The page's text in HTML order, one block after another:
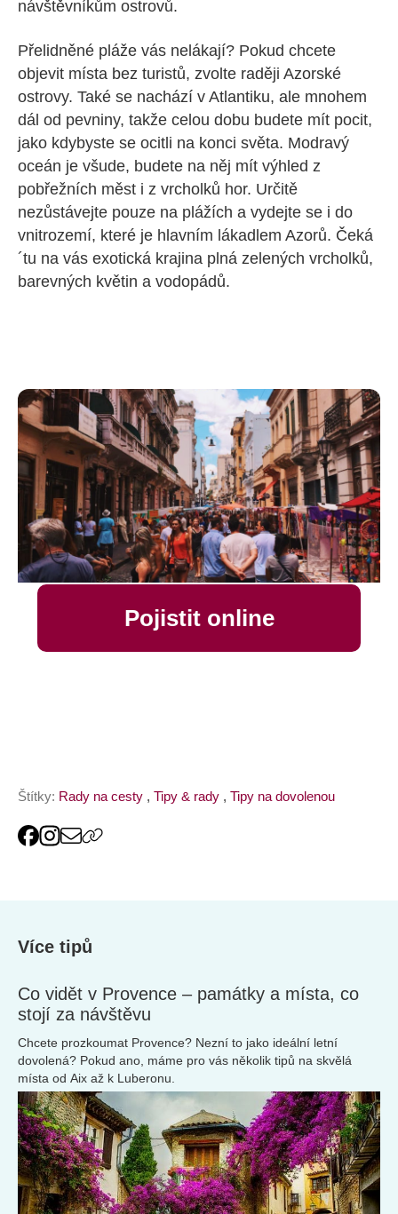
návštěvníkům ostrovů.
Přelidněné pláže vás nelákají? Pokud chcete
objevit místa bez turistů, zvolte raději Azorské
ostrovy. Také se nachází v Atlantiku, ale mnohem
dál od pevniny, takže celou dobu budete mít pocit,
jako kdybyste se ocitli na konci světa. Modravý
oceán je všude, budete na něj mít výhled z
pobřežních měst i z vrcholků hor. Určitě
nezůstávejte pouze na plážích a vydejte se i do
vnitrozemí, které je hlavním lákadlem Azorů. Čeká
´tu na vás exotická krajina plná zelených vrcholků,
barevných květin a vodopádů.
Pojistit online
Štítky: Rady na cesty , Tipy & rady , Tipy na dovolenou
Více tipů
Co vidět v Provence – památky a místa, co
stojí za návštěvu
Chcete prozkoumat Provence? Nezní to jako ideální letní
dovolená? Pokud ano, máme pro vás několik tipů na skvělá
místa od Aix až k Luberonu.